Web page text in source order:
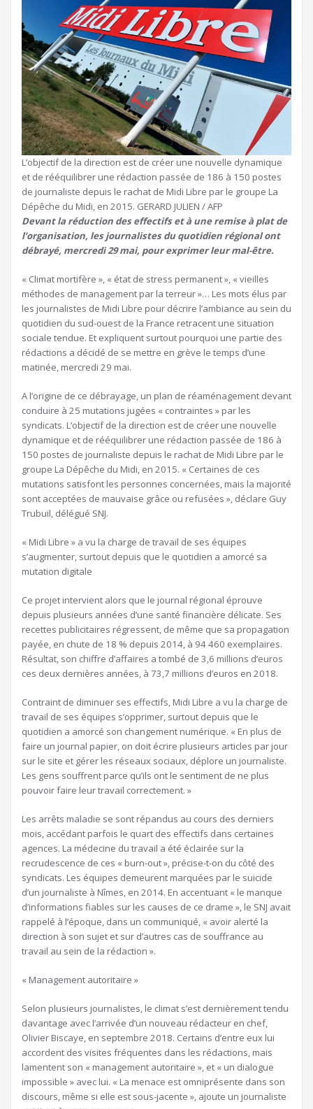
L’objectif de la direction est de créer une nouvelle dynamique
et de rééquilibrer une rédaction passée de 186 à 150 postes
de journaliste depuis le rachat de Midi Libre par le groupe La
Dépêche du Midi, en 2015. GERARD JULIEN / AFP
Devant la réduction des effectifs et à une remise à plat de
l’organisation, les journalistes du quotidien régional ont
débrayé, mercredi 29 mai, pour exprimer leur mal-être.
« Climat mortifère », « état de stress permanent », « vieilles
méthodes de management par la terreur »… Les mots élus par
les journalistes de Midi Libre pour décrire l’ambiance au sein du
quotidien du sud-ouest de la France retracent une situation
sociale tendue. Et expliquent surtout pourquoi une partie des
rédactions a décidé de se mettre en grève le temps d’une
matinée, mercredi 29 mai.
A l’origine de ce débrayage, un plan de réaménagement devant
conduire à 25 mutations jugées « contraintes » par les
syndicats. L’objectif de la direction est de créer une nouvelle
dynamique et de rééquilibrer une rédaction passée de 186 à
150 postes de journaliste depuis le rachat de Midi Libre par le
groupe La Dépêche du Midi, en 2015. « Certaines de ces
mutations satisfont les personnes concernées, mais la majorité
sont acceptées de mauvaise grâce ou refusées », déclare Guy
Trubuil, délégué SNJ.
« Midi Libre » a vu la charge de travail de ses équipes
s’augmenter, surtout depuis que le quotidien a amorcé sa
mutation digitale
Ce projet intervient alors que le journal régional éprouve
depuis plusieurs années d’une santé financière délicate. Ses
recettes publicitaires régressent, de même que sa propagation
payée, en chute de 18 % depuis 2014, à 94 460 exemplaires.
Résultat, son chiffre d’affaires a tombé de 3,6 millions d’euros
ces deux dernières années, à 73,7 millions d’euros en 2018.
Contraint de diminuer ses effectifs, Midi Libre a vu la charge de
travail de ses équipes s’opprimer, surtout depuis que le
quotidien a amorcé son changement numérique. « En plus de
faire un journal papier, on doit écrire plusieurs articles par jour
sur le site et gérer les réseaux sociaux, déplore un journaliste.
Les gens souffrent parce qu’ils ont le sentiment de ne plus
pouvoir faire leur travail correctement. »
Les arrêts maladie se sont répandus au cours des derniers
mois, accédant parfois le quart des effectifs dans certaines
agences. La médecine du travail a été éclairée sur la
recrudescence de ces « burn-out », précise-t-on du côté des
syndicats. Les équipes demeurent marquées par le suicide
d’un journaliste à Nîmes, en 2014. En accentuant « le manque
d’informations fiables sur les causes de ce drame », le SNJ avait
rappelé à l’époque, dans un communiqué, « avoir alerté la
direction à son sujet et sur d’autres cas de souffrance au
travail au sein de la rédaction ».
« Management autoritaire »
Selon plusieurs journalistes, le climat s’est dernièrement tendu
davantage avec l’arrivée d’un nouveau rédacteur en chef,
Olivier Biscaye, en septembre 2018. Certains d’entre eux lui
accordent des visites fréquentes dans les rédactions, mais
lamentent son « management autoritaire », et « un dialogue
impossible » avec lui. « La menace est omniprésente dans son
discours, même si elle est sous-jacente », ajoute un journaliste